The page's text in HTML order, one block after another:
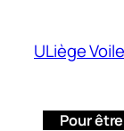
contenu
ULiège Voile
Pour